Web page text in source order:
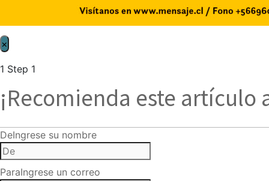
×
1 Step 1
¡Recomienda este artículo
DeIngrese su nombre
ParaIngrese un correo